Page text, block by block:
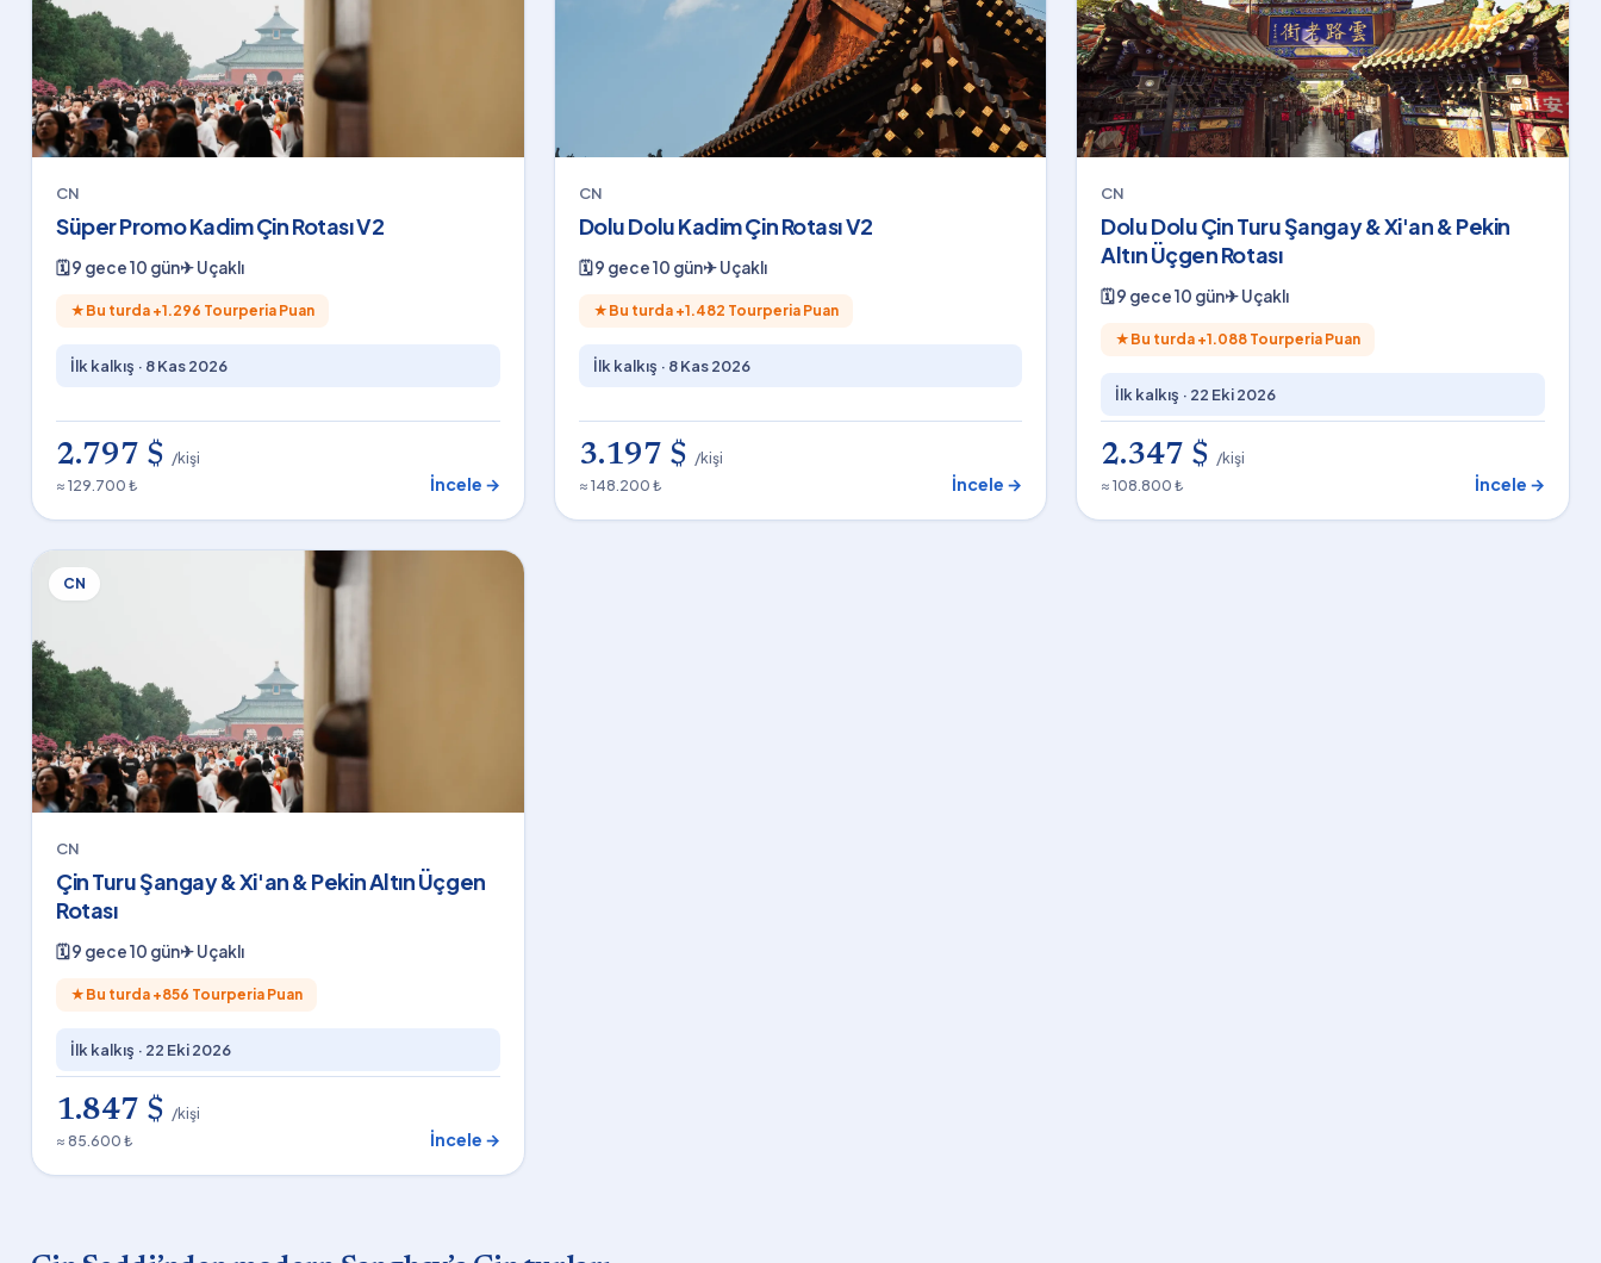
CN
Süper Promo Kadim Çin Rotası V2
🗓9 gece 10 gün✈Uçaklı
★ Bu turda +1.296 Tourperia Puan
İlk kalkış · 8 Kas 2026
2.797 $ /kişi
≈ 129.700 ₺
İncele →
CN
Dolu Dolu Kadim Çin Rotası V2
🗓9 gece 10 gün✈Uçaklı
★ Bu turda +1.482 Tourperia Puan
İlk kalkış · 8 Kas 2026
3.197 $ /kişi
≈ 148.200 ₺
İncele →
CN
Dolu Dolu Çin Turu Şangay & Xi'an & Pekin
Altın Üçgen Rotası
🗓9 gece 10 gün✈Uçaklı
★ Bu turda +1.088 Tourperia Puan
İlk kalkış · 22 Eki 2026
2.347 $ /kişi
≈ 108.800 ₺
İncele →
CN
CN
Çin Turu Şangay & Xi'an & Pekin Altın Üçgen
Rotası
🗓9 gece 10 gün✈Uçaklı
★ Bu turda +856 Tourperia Puan
İlk kalkış · 22 Eki 2026
1.847 $ /kişi
≈ 85.600 ₺
İncele →